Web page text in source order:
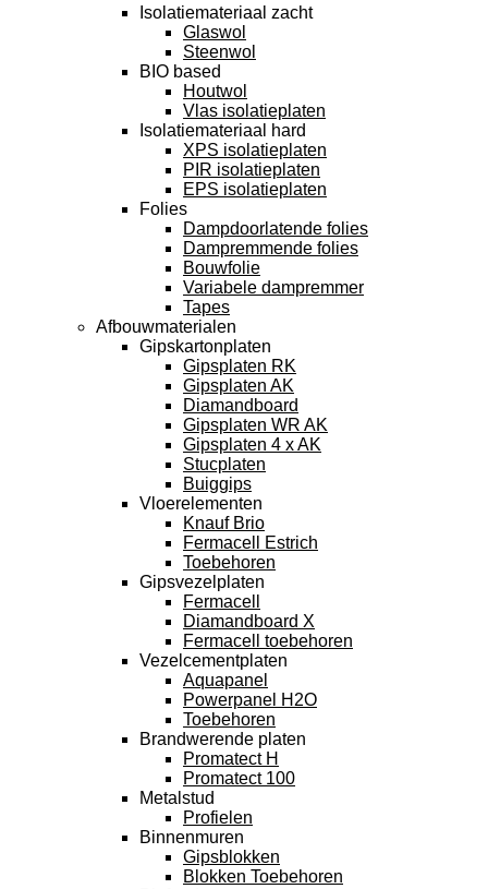
Isolatiemateriaal zacht
Glaswol
Steenwol
BIO based
Houtwol
Vlas isolatieplaten
Isolatiemateriaal hard
XPS isolatieplaten
PIR isolatieplaten
EPS isolatieplaten
Folies
Dampdoorlatende folies
Dampremmende folies
Bouwfolie
Variabele dampremmer
Tapes
Afbouwmaterialen
Gipskartonplaten
Gipsplaten RK
Gipsplaten AK
Diamandboard
Gipsplaten WR AK
Gipsplaten 4 x AK
Stucplaten
Buiggips
Vloerelementen
Knauf Brio
Fermacell Estrich
Toebehoren
Gipsvezelplaten
Fermacell
Diamandboard X
Fermacell toebehoren
Vezelcementplaten
Aquapanel
Powerpanel H2O
Toebehoren
Brandwerende platen
Promatect H
Promatect 100
Metalstud
Profielen
Binnenmuren
Gipsblokken
Blokken Toebehoren